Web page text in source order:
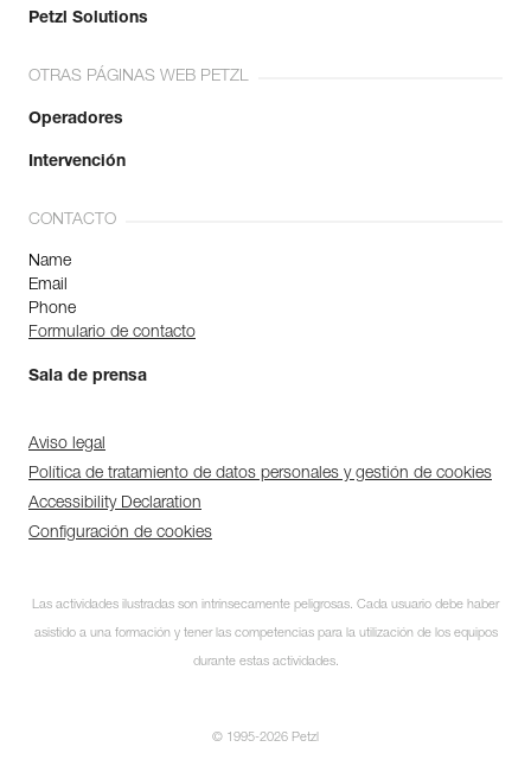
Petzl Solutions
OTRAS PÁGINAS WEB PETZL
Operadores
Intervención
CONTACTO
Name
Email
Phone
Formulario de contacto
Sala de prensa
Aviso legal
Política de tratamiento de datos personales y gestión de cookies
Accessibility Declaration
Configuración de cookies
Las actividades ilustradas son intrínsecamente peligrosas. Cada usuario debe haber
asistido a una formación y tener las competencias para la utilización de los equipos
durante estas actividades.
© 1995-2026 Petzl